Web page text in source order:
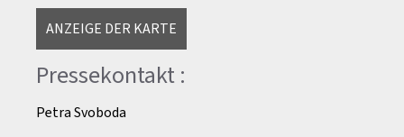
ANZEIGE DER KARTE
Pressekontakt :
Petra Svoboda